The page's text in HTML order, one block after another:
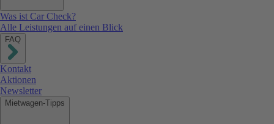
Was ist Car Check?
Alle Leistungen auf einen Blick
FAQ
Kontakt
Aktionen
Newsletter
Mietwagen-Tipps